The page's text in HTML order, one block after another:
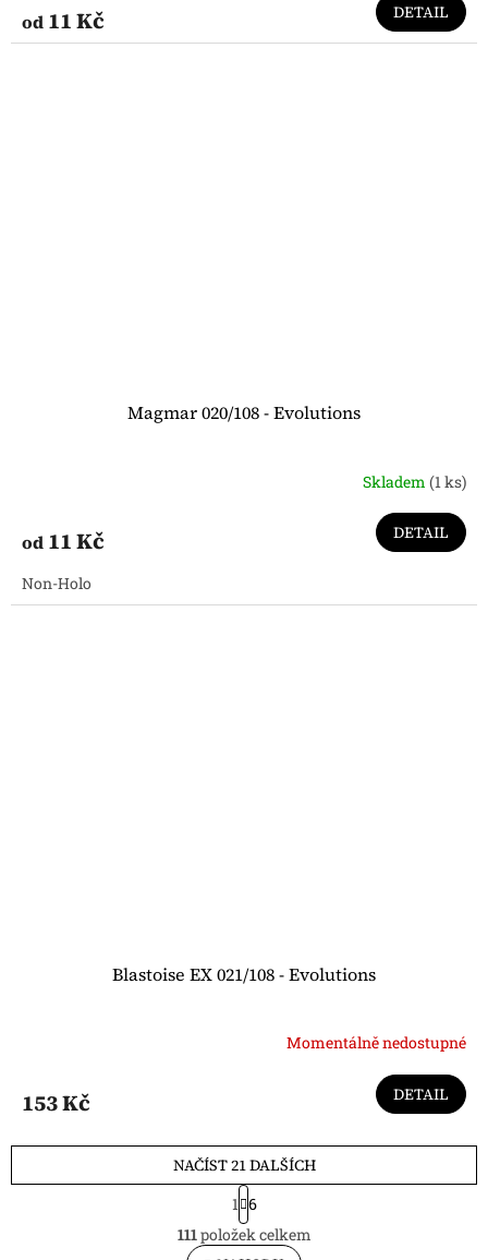
od 11 Kč DETAIL
Magmar 020/108 - Evolutions
Skladem (1 ks)
od 11 Kč DETAIL
Non-Holo
Blastoise EX 021/108 - Evolutions
Momentálně nedostupné
153 Kč DETAIL
O
v
NAČÍST 21 DALŠÍCH
S
t
r
á
1 6
111položek celkem